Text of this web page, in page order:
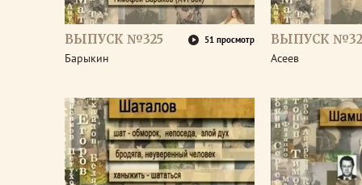
ВЫПУСК №325 51 просмотр
Барыкин
ВЫПУСК
Асеев